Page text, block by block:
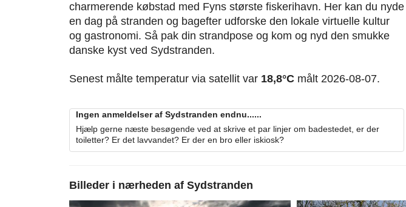
charmerende købstad med Fyns største fiskerihavn. Her kan du nyde
en dag på stranden og bagefter udforske den lokale virtuelle kultur
og gastronomi. Så pak din strandpose og kom og nyd den smukke
danske kyst ved Sydstranden.
Senest målte temperatur via satellit var 18,8°C målt 2026-08-07.
Ingen anmeldelser af Sydstranden endnu......
Hjælp gerne næste besøgende ved at skrive et par linjer om badestedet, er der
toiletter? Er det lavvandet? Er der en bro eller iskiosk?
Billeder i nærheden af Sydstranden